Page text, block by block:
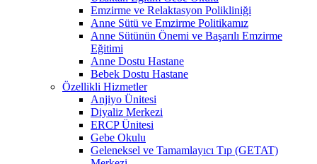
Emzirme ve Relaktasyon Polikliniği
Anne Sütü ve Emzirme Politikamız
Anne Sütünün Önemi ve Başarılı Emzirme
Eğitimi
Anne Dostu Hastane
Bebek Dostu Hastane
Özellikli Hizmetler
Anjiyo Ünitesi
Diyaliz Merkezi
ERCP Ünitesi
Gebe Okulu
Geleneksel ve Tamamlayıcı Tıp (GETAT)